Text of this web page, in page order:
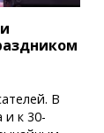
В
и к 30-